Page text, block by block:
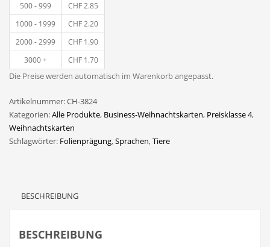
500 - 999
CHF2.85
1000 - 1999
CHF2.20
2000 - 2999
CHF 1.90
3000 +
CHF 1.70
Die Preise werden automatisch im Warenkorb angepasst.
Artikelnummer:CH-3824
Kategorien:Alle Produkte, Business-Weihnachtskarten, Preisklasse 4,
Weihnachtskarten
Schlagwörter: Folienprägung,Sprachen,Tiere
BESCHREIBUNG
BESCHREIBUNG